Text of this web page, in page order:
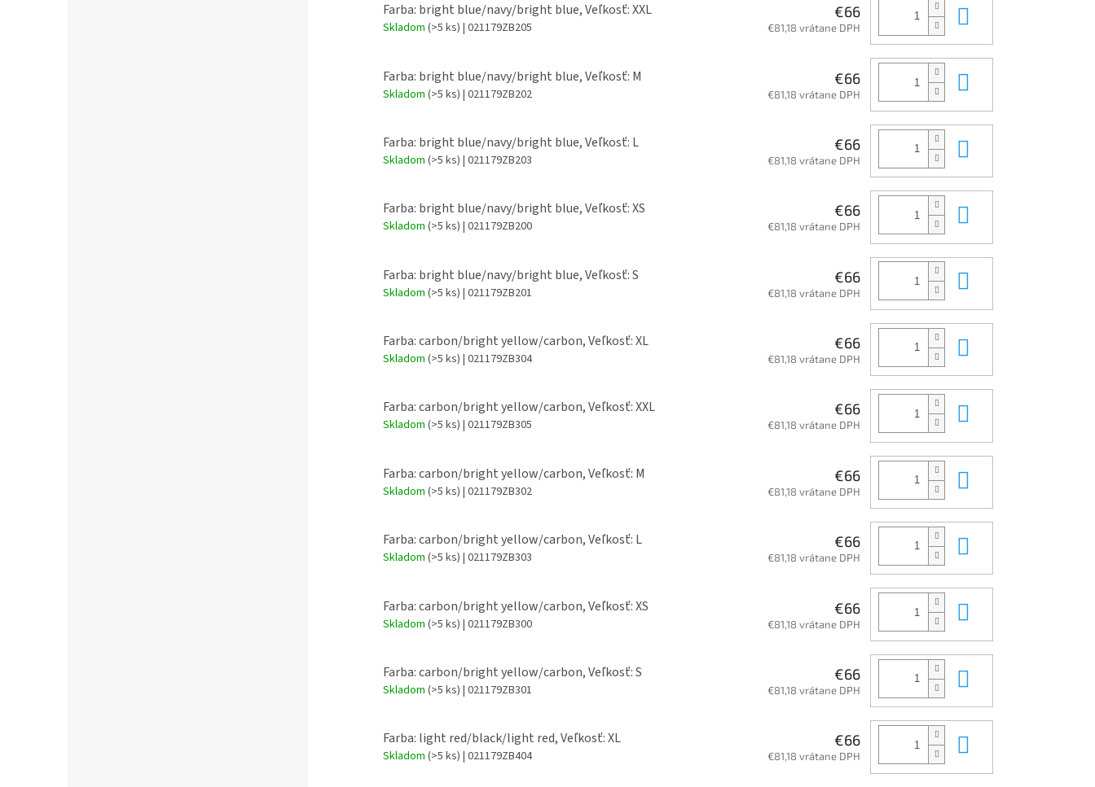
Farba: bright blue/navy/bright blue, Veľkosť: XXL
Skladom (>5 ks) | 021179ZB205
€66
€81,18 vrátane DPH
Farba: bright blue/navy/bright blue, Veľkosť: M
Skladom (>5 ks) | 021179ZB202
€66
€81,18 vrátane DPH
Farba: bright blue/navy/bright blue, Veľkosť: L
Skladom (>5 ks) | 021179ZB203
€66
€81,18 vrátane DPH
Farba: bright blue/navy/bright blue, Veľkosť: XS
Skladom (>5 ks) | 021179ZB200
€66
€81,18 vrátane DPH
Farba: bright blue/navy/bright blue, Veľkosť: S
Skladom (>5 ks) | 021179ZB201
€66
€81,18 vrátane DPH
Farba: carbon/bright yellow/carbon, Veľkosť: XL
Skladom (>5 ks) | 021179ZB304
€66
€81,18 vrátane DPH
Farba: carbon/bright yellow/carbon, Veľkosť: XXL
Skladom (>5 ks) | 021179ZB305
€66
€81,18 vrátane DPH
Farba: carbon/bright yellow/carbon, Veľkosť: M
Skladom (>5 ks) | 021179ZB302
€66
€81,18 vrátane DPH
Farba: carbon/bright yellow/carbon, Veľkosť: L
Skladom (>5 ks) | 021179ZB303
€66
€81,18 vrátane DPH
Farba: carbon/bright yellow/carbon, Veľkosť: XS
Skladom (>5 ks) | 021179ZB300
€66
€81,18 vrátane DPH
Farba: carbon/bright yellow/carbon, Veľkosť: S
Skladom (>5 ks) | 021179ZB301
€66
€81,18 vrátane DPH
Farba: light red/black/light red, Veľkosť: XL
Skladom (>5 ks) | 021179ZB404
€66
€81,18 vrátane DPH